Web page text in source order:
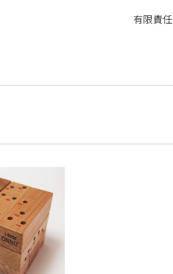
有限責